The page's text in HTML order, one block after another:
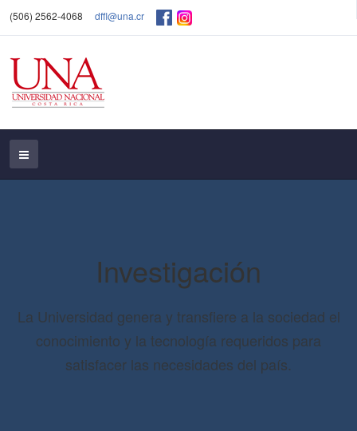
(506) 2562-4068 dffl@una.cr
Investigación
La Universidad genera y transfiere a la sociedad el
conocimiento y la tecnología requeridos para
satisfacer las necesidades del país.